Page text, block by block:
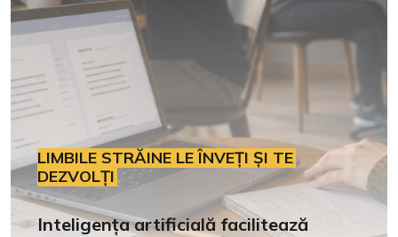
LIMBILE STRĂINE LE ÎNVEȚI ȘI TE
DEZVOLȚI
Inteligența artificială facilitează